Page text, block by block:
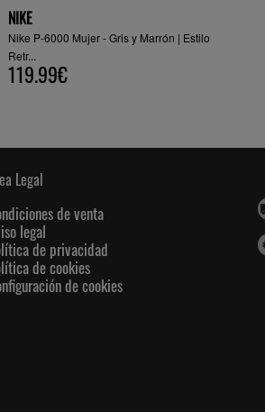
NIKE
Nike P-6000 Mujer - Gris y Marrón | Estilo
Retr...
119.99€
Legal
de venta
legal
de privacidad
de cookies
de cookies